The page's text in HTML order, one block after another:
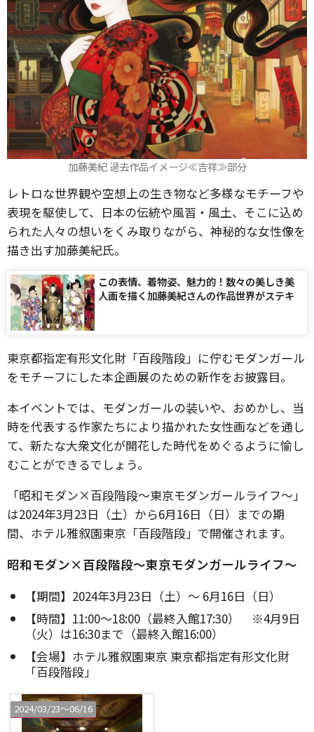
加藤美紀 過去作品イメージ≪吉祥≫部分
レトロな世界観や空想上の生き物など多様なモチーフや
表現を駆使して、日本の伝統や風習・風土、そこに込め
られた人々の想いをくみ取りながら、神秘的な女性像を
描き出す加藤美紀氏。
この表情、着物姿、魅力的！数々の美しき美
人画を描く加藤美紀さんの作品世界がステキ
東京都指定有形文化財「百段階段」に佇むモダンガール
をモチーフにした本企画展のための新作をお披露目。
本イベントでは、モダンガールの装いや、おめかし、当
時を代表する作家たちにより描かれた女性画などを通し
て、新たな大衆文化が開花した時代をめぐるように愉し
むことができるでしょう。
「昭和モダン×百段階段～東京モダンガールライフ～」
は2024年3月23日（土）から6月16日（日）までの期
間、ホテル雅叙園東京「百段階段」で開催されます。
昭和モダン×百段階段～東京モダンガールライフ～
【期間】2024年3月23日（土）～ 6月16日（日）
【時間】11:00～18:00（最終入館17:30） ※4月9日
（火）は16:30まで（最終入館16:00）
【会場】ホテル雅叙園東京 東京都指定有形文化財
「百段階段」
2024/03/23〜06/16